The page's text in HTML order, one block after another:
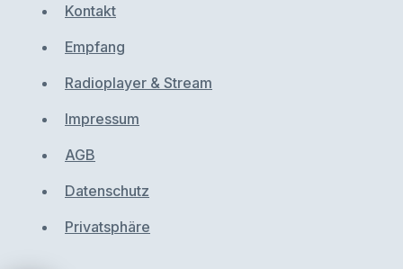
Kontakt
Empfang
Radioplayer & Stream
Impressum
AGB
Datenschutz
Privatsphäre